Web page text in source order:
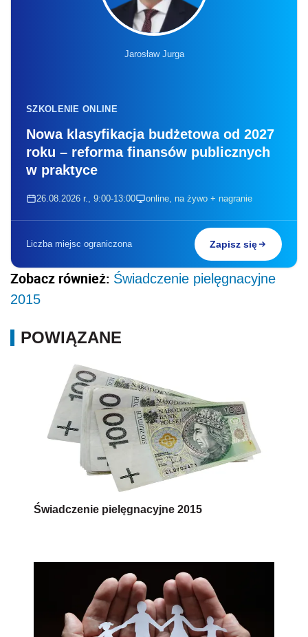
Jarosław Jurga
SZKOLENIE ONLINE
Nowa klasyfikacja budżetowa od 2027
roku – reforma finansów publicznych
w praktyce
26.08.2026 r., 9:00-13:00 online, na żywo + nagranie
Liczba miejsc ograniczona Zapisz się
Zobacz również: Świadczenie pielęgnacyjne
2015
POWIĄZANE
Świadczenie pielęgnacyjne 2015